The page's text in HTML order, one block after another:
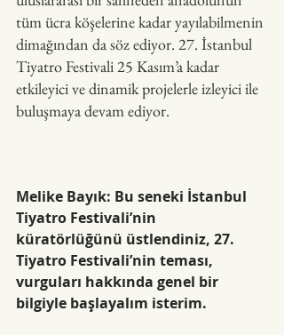
tüm ücra köşelerine kadar yayılabilmenin
dimağından da söz ediyor. 27. İstanbul
Tiyatro Festivali 25 Kasım’a kadar
etkileyici ve dinamik projelerle izleyici ile
buluşmaya devam ediyor.
Melike Bayık: Bu seneki İstanbul
Tiyatro Festivali’nin
küratörlüğünü üstlendiniz, 27.
Tiyatro Festivali’nin teması,
vurguları hakkında genel bir
bilgiyle başlayalım isterim.